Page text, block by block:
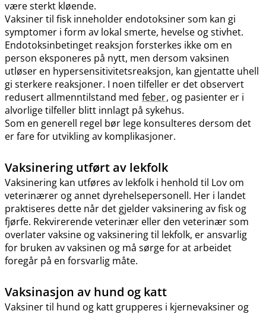
være sterkt kløende.
Vaksiner til fisk inneholder endotoksiner som kan gi
symptomer i form av lokal smerte, hevelse og stivhet.
Endotoksinbetinget reaksjon forsterkes ikke om en
person eksponeres på nytt, men dersom vaksinen
utløser en hypersensitivitetsreaksjon, kan gjentatte uhell
gi sterkere reaksjoner. I noen tilfeller er det observert
redusert allmenntilstand med feber, og pasienter er i
alvorlige tilfeller blitt innlagt på sykehus.
Som en generell regel bør lege konsulteres dersom det
er fare for utvikling av komplikasjoner.
Vaksinering utført av lekfolk
Vaksinering kan utføres av lekfolk i henhold til Lov om
veterinærer og annet dyrehelsepersonell. Her i landet
praktiseres dette når det gjelder vaksinering av fisk og
fjørfe. Rekvirerende veterinær eller den veterinær som
overlater vaksine og vaksinering til lekfolk, er ansvarlig
for bruken av vaksinen og må sørge for at arbeidet
foregår på en forsvarlig måte.
Vaksinasjon av hund og katt
Vaksiner til hund og katt grupperes i kjernevaksiner og